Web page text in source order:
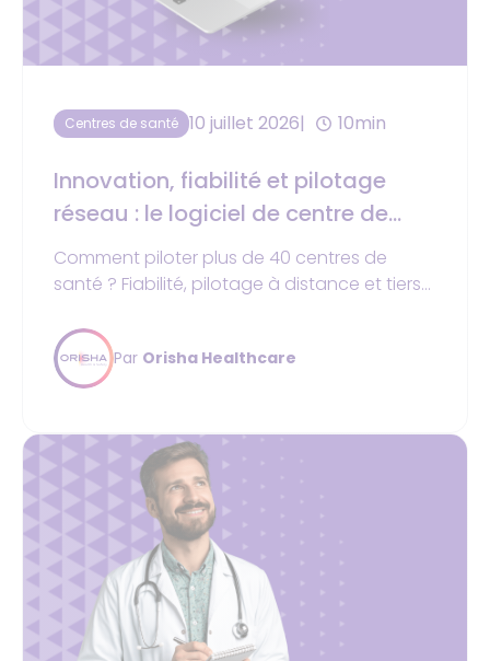
Centres de santé 10 juillet 2026 10min
Innovation, fiabilité et pilotage
réseau : le logiciel de centre de
santé au top de la tech
Comment piloter plus de 40 centres de
santé ? Fiabilité, pilotage à distance et tiers-
des dirigeants de Vertuo Santé et CMDF sur
le logiciel Desmos.
Par Orisha Healthcare